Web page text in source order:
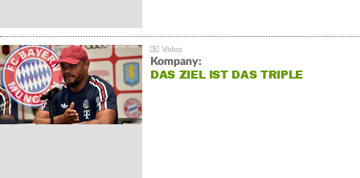
Kompany:
DAS ZIEL IST DAS TRIPLE